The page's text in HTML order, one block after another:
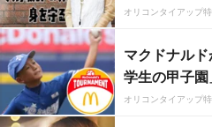
オリコンタイアップ
マクドナル
学生の甲子園
オリコンタイアップ